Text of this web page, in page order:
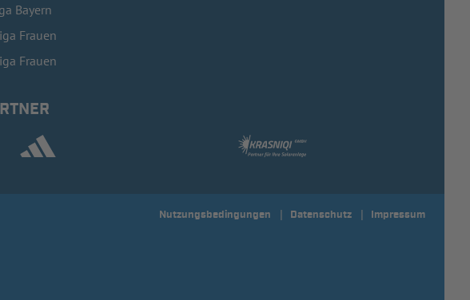
Bayern
Frauen
Frauen
Nutzungsbedingungen Datenschutz Impressum